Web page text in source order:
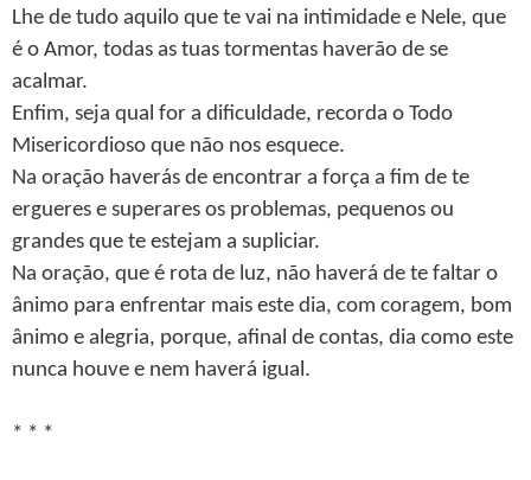
Lhe de tudo aquilo que te vai na intimidade e Nele, que
é o Amor, todas as tuas tormentas haverão de se
acalmar.
Enfim, seja qual for a dificuldade, recorda o Todo
Misericordioso que não nos esquece.
Na oração haverás de encontrar a força a fim de te
ergueres e superares os problemas, pequenos ou
grandes que te estejam a supliciar.
Na oração, que é rota de luz, não haverá de te faltar o
ânimo para enfrentar mais este dia, com coragem, bom
ânimo e alegria, porque, afinal de contas, dia como este
nunca houve e nem haverá igual.
* * *